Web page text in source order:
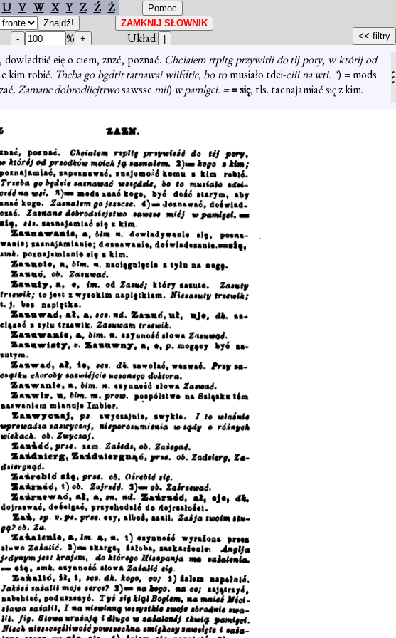
U V W X Y Z Ź Ż
%
Układ
eię o ciem, znzć, poznać. Chciałem rtpltg przywitii do tij pory, w którij od
kim robić. Tneba go bgdtit tatnawai wiifdtie, bo tomusiało tdei-ciii na wti. *) = mods
Zamane dobrodiiejttwosawssemii) w pamlgei. == się, tls. taenajamiać się z kim.